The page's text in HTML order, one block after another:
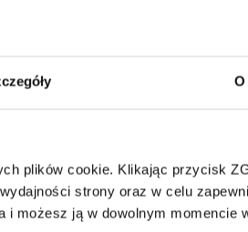
plików cookie. Klikając przycisk
strony oraz w celu
i możesz ją w dowolnym momencie